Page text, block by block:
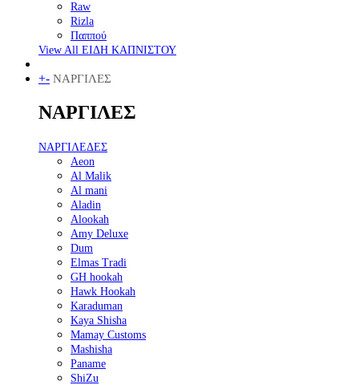
Raw
Rizla
Παππού
View All ΕΙΔΗ ΚΑΠΝΙΣΤΟΥ
+- ΝΑΡΓΙΛΕΣ
ΝΑΡΓΙΛΕΣ
ΝΑΡΓΙΛΕΔΕΣ
Aeon
Al Malik
Al mani
Aladin
Alookah
Amy Deluxe
Dum
Elmas Tradi
GH hookah
Hawk Hookah
Karaduman
Kaya Shisha
Mamay Customs
Mashisha
Paname
ShiZu